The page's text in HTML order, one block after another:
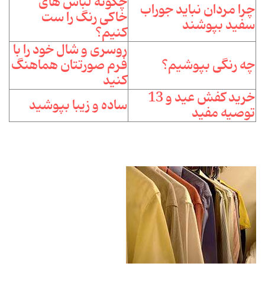
چرا مردان نباید جوراب
سفید بپوشند خاکی رنگ را ست
کنیم؟
چه رنگی بپوشیم؟
روسری و شال خود را با
فرم صورتتان هماهنگ
کنید
خرید کفش عید و 13
توصیه مفید ساده و زیبا بپوشید